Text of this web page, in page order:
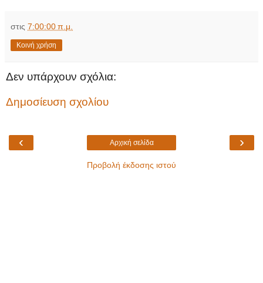
στις 7:00:00 π.μ.
Κοινή χρήση
Δεν υπάρχουν σχόλια:
Δημοσίευση σχολίου
‹ ›
Αρχική σελίδα
Προβολή έκδοσης ιστού